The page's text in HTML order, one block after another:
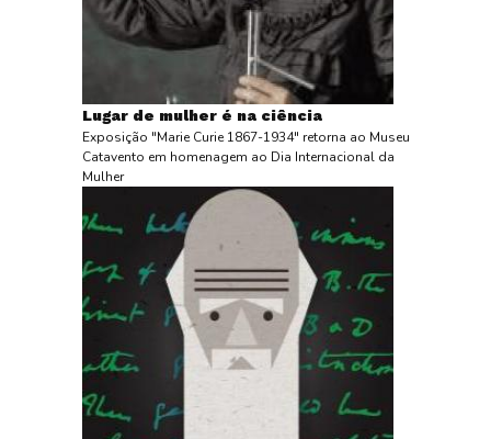
Lugar de mulher é na ciência
Exposição "Marie Curie 1867-1934" retorna ao Museu
Catavento em homenagem ao Dia Internacional da
Mulher